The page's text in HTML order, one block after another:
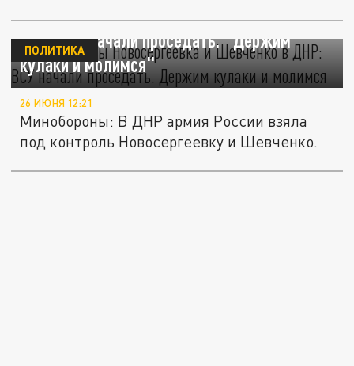
Освобождены Новосергеевка и Шевченко в
ДНР: ВСУ начали проседать. "Держим
кулаки и молимся"
ПОЛИТИКА
26 ИЮНЯ 12:21
Минобороны: В ДНР армия России взяла
под контроль Новосергеевку и Шевченко.